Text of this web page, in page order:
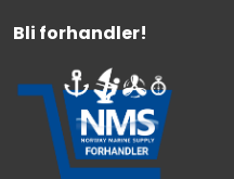
Bli forhandler!